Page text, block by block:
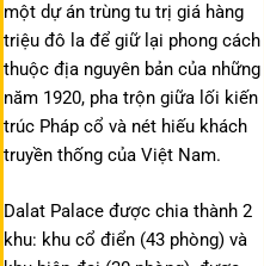
một dự án trùng tu trị giá hàng
triệu đô la để giữ lại phong cách
thuộc địa nguyên bản của những
năm 1920, pha trộn giữa lối kiến
trúc Pháp cổ và nét hiếu khách
truyền thống của Việt Nam.
Dalat Palace được chia thành 2
khu: khu cổ điển (43 phòng) và